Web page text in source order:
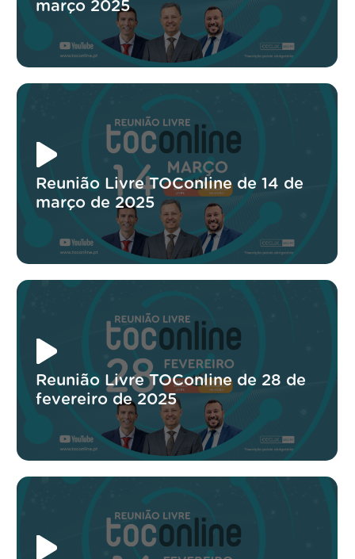
março 2025
Reunião Livre TOConline de 14 de
março de 2025
Reunião Livre TOConline de 28 de
fevereiro de 2025